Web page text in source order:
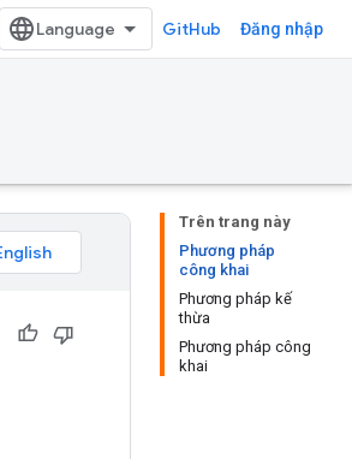
GitHub Đăng nhập
Trên trang này
Phương pháp
công khai
Phương pháp kế
thừa
Phương pháp công
khai